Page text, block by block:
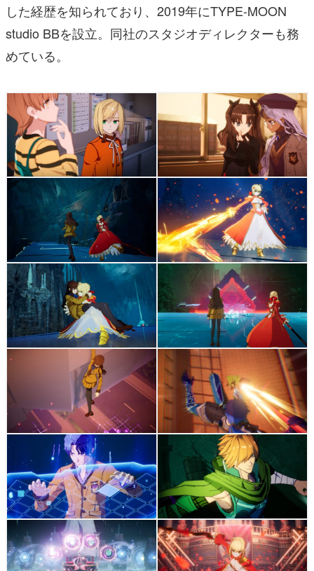
した経歴を知られており、2019年にTYPE-MOON
studio BBを設立。同社のスタジオディレクターも務
めている。